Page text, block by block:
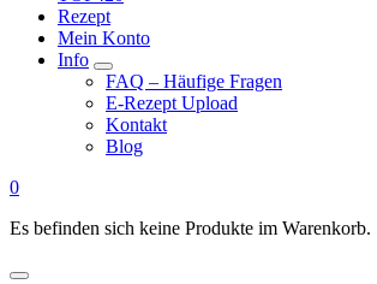
Rezept
Mein Konto
Info
FAQ – Häufige Fragen
E-Rezept Upload
Kontakt
Blog
0
Es befinden sich keine Produkte im Warenkorb.